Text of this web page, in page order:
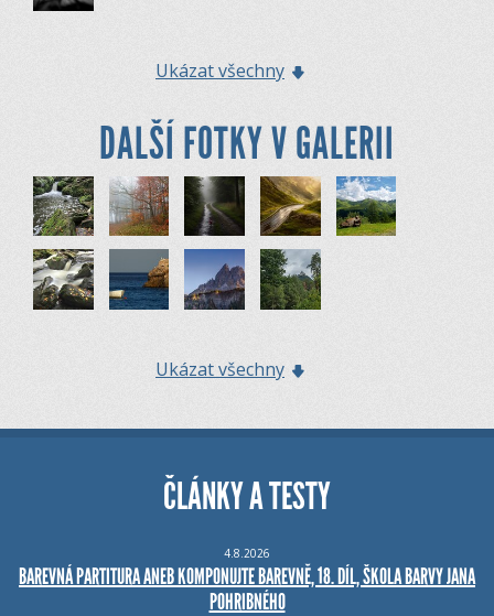
Ukázat všechny
DALŠÍ FOTKY V GALERII
Ukázat všechny
ČLÁNKY A TESTY
4.8.2026
BAREVNÁ PARTITURA ANEB KOMPONUJTE BAREVNĚ, 18. DÍL, ŠKOLA BARVY JANA
POHRIBNÉHO